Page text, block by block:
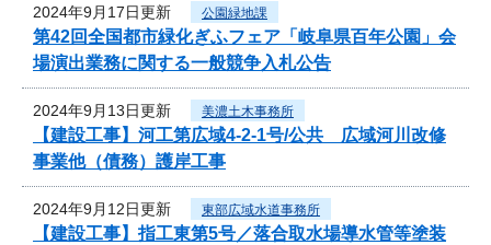
2024年9月17日更新 公園緑地課
第42回全国都市緑化ぎふフェア「岐阜県百年公園」会
場演出業務に関する一般競争入札公告
2024年9月13日更新 美濃土木事務所
【建設工事】河工第広域4-2-1号/公共 広域河川改修
事業他（債務）護岸工事
2024年9月12日更新 東部広域水道事務所
【建設工事】指工東第5号／落合取水場導水管等塗装